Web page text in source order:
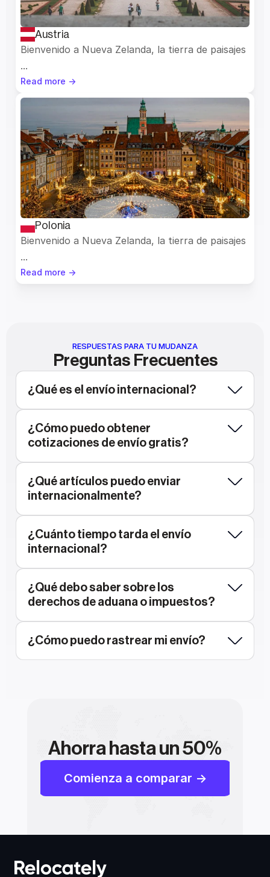
Austria
Bienvenido a Nueva Zelanda, la tierra de paisajes
...
Read more ->
Polonia
Bienvenido a Nueva Zelanda, la tierra de paisajes
...
Read more ->
RESPUESTAS PARA TU MUDANZA
Preguntas Frecuentes
¿Qué es el envío internacional?
¿Cómo puedo obtener
cotizaciones de envío gratis?
¿Qué artículos puedo enviar
internacionalmente?
¿Cuánto tiempo tarda el envío
internacional?
¿Qué debo saber sobre los
derechos de aduana o impuestos?
¿Cómo puedo rastrear mi envío?
Ahorra hasta un 50%
Comienza a comparar ->